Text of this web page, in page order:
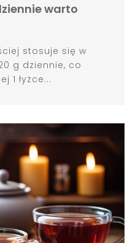
warto
stosuje się w
g dziennie, co
1 łyżce...